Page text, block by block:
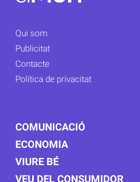
Qui som
Publicitat
Contacte
Política de privacitat
COMUNICACIÓ
ECONOMIA
VIURE BÉ
VEU DEL CONSUMIDOR